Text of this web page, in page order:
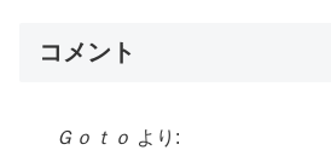
コメント
Ｇｏｔｏ より: